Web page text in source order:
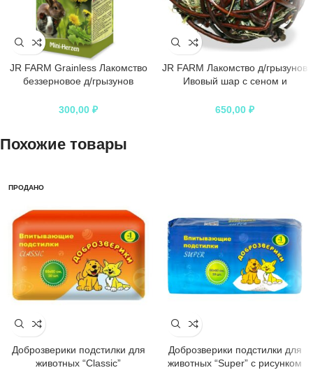
JR FARM Grainless Лакомство
беззерновое д/грызунов
300,00 ₽
JR FARM Лакомство д/грызунов
Ивовый шар с сеном и
650,00 ₽
Похожие товары
ПРОДАНО
Доброзверики подстилки для
животных “Classic”
Доброзверики подстилки для
животных “Super” с рисунком